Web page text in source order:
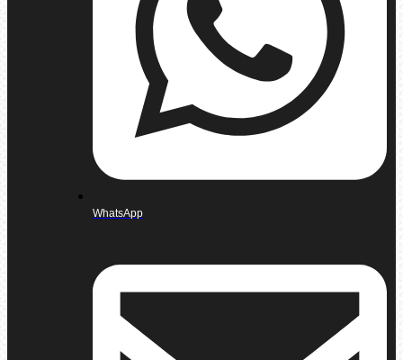
WhatsApp